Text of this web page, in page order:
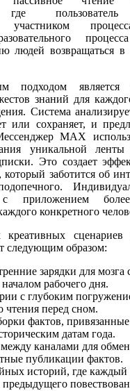
где пользователь
участником
людей возвращаться в
подходом является
знаний для
Система
или сохраняет, и
MAX
уникальной ленты
Это создает
заботится об
с приложением
конкретного
сценариев
следующим образом:
зарядки для мозга
рабочего дня.
с глубоким
чтения перед сном.
фактов,
датам года.
каналами для
публикации фактов.
историй, где каждый